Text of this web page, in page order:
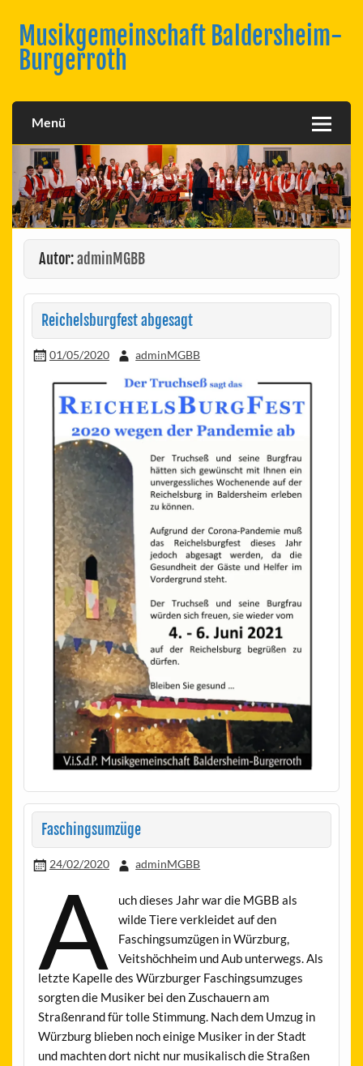
contentMusikgemeinschaft Baldersheim-
Burgerroth
Menü
Autor:adminMGBB
Reichelsburgfest abgesagt
01/05/2020 adminMGBB
Faschingsumzüge
24/02/2020 adminMGBB
A
uch dieses Jahr war die MGBB als
wilde Tiere verkleidet auf den
Faschingsumzügen in Würzburg,
Veitshöchheim und Aub unterwegs. Als
letzte Kapelle des Würzburger Faschingsumzuges
sorgten die Musiker bei den Zuschauern am
Straßenrand für tolle Stimmung. Nach dem Umzug in
Würzburg blieben noch einige Musiker in der Stadt
und machten dort nicht nur musikalisch die Straßen